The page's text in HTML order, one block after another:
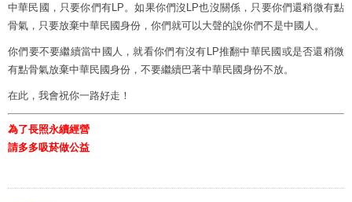
中華民國，只要你們有LP。如果你們沒LP也沒關係，只要你們還稍微有點
骨氣，只要放棄中華民國身份，你們就可以大聲的說你們不是中國人。
你們要不要繼續當中國人，就看你們有沒有LP推翻中華民國或是否還稍微
有點骨氣放棄中華民國身份，不要繼續巴著中華民國身份不放。
在此，我會祝你一路好走！
為了長照永續經營
請多多吸菸做公益